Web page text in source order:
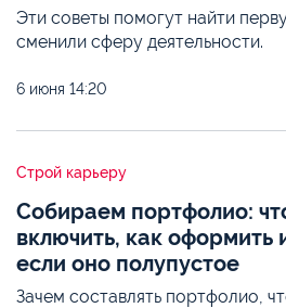
Эти советы помогут найти
сменили сферу деятельности.
6 июня 14:20
Строй карьеру
Собираем портфолио:
включить, как оформить
если оно полупустое
Зачем составлять портфолио,